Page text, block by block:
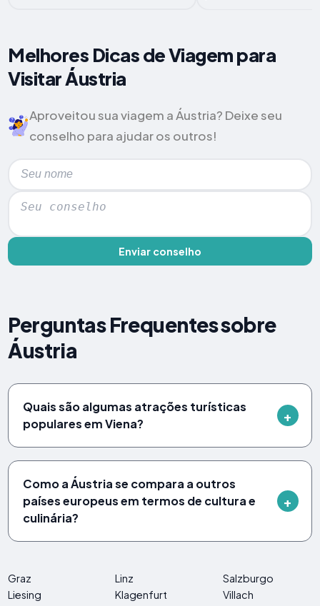
Melhores Dicas de Viagem para
Visitar Áustria
Aproveitou sua viagem a Áustria? Deixe seu
conselho para ajudar os outros!
Enviar conselho
Perguntas Frequentes sobre
Áustria
Quais são algumas atrações turísticas
populares em Viena?
Como a Áustria se compara a outros
países europeus em termos de cultura e
culinária?
Graz Linz
Salzburgo
Liesing
Klagenfurt
Villach